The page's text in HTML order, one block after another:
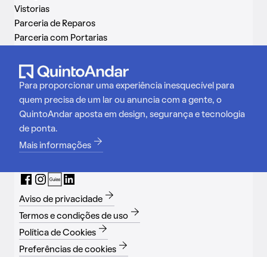
Vistorias
Parceria de Reparos
Parceria com Portarias
Para proporcionar uma experiência inesquecível para
quem precisa de um lar ou anuncia com a gente, o
QuintoAndar aposta em design, segurança e tecnologia
de ponta.
Mais informações
Aviso de privacidade
Termos e condições de uso
Política de Cookies
Preferências de cookies